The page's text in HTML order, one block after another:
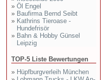
» Öl Engel
» Baufirma Bernd Seibt
» Kathrins Tieroase -
Hundefrisör
» Bahn & Hobby Günsel
Leipzig
TOP-5 Liste Bewertungen
» Hüpfburgverleih München